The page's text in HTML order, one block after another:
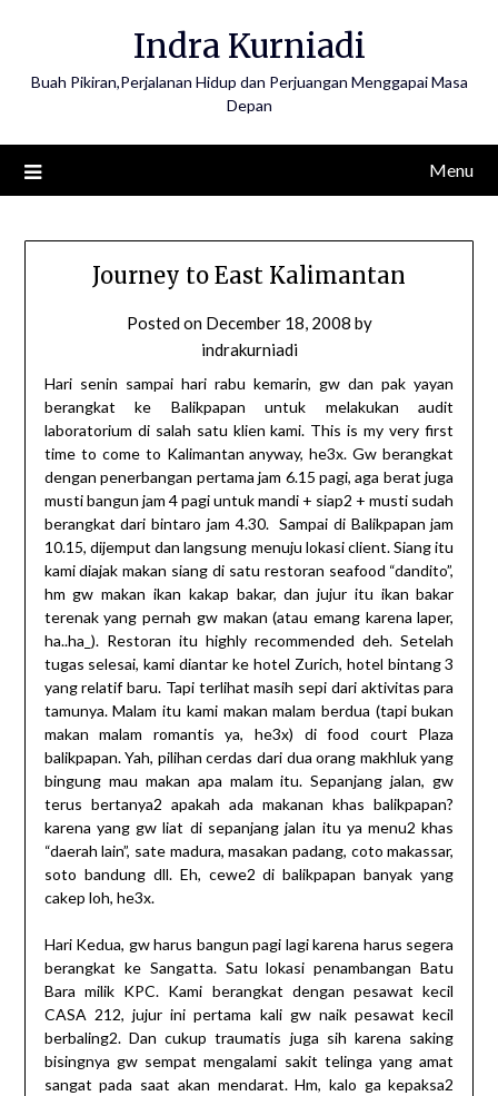
Indra Kurniadi
Buah Pikiran,Perjalanan Hidup dan Perjuangan Menggapai Masa
Depan
Menu
Journey to East Kalimantan
Posted on December 18, 2008 by
indrakurniadi
Hari senin sampai hari rabu kemarin, gw dan pak yayan
berangkat ke Balikpapan untuk melakukan audit
laboratorium di salah satu klien kami. This is my very first
time to come to Kalimantan anyway, he3x. Gw berangkat
dengan penerbangan pertama jam 6.15 pagi, aga berat juga
musti bangun jam 4 pagi untuk mandi + siap2 + musti sudah
berangkat dari bintaro jam 4.30. Sampai di Balikpapan jam
10.15, dijemput dan langsung menuju lokasi client. Siang itu
kami diajak makan siang di satu restoran seafood “dandito”,
hm gw makan ikan kakap bakar, dan jujur itu ikan bakar
terenak yang pernah gw makan (atau emang karena laper,
ha..ha_). Restoran itu highly recommended deh. Setelah
tugas selesai, kami diantar ke hotel Zurich, hotel bintang 3
yang relatif baru. Tapi terlihat masih sepi dari aktivitas para
tamunya. Malam itu kami makan malam berdua (tapi bukan
makan malam romantis ya, he3x) di food court Plaza
balikpapan. Yah, pilihan cerdas dari dua orang makhluk yang
bingung mau makan apa malam itu. Sepanjang jalan, gw
terus bertanya2 apakah ada makanan khas balikpapan?
karena yang gw liat di sepanjang jalan itu ya menu2 khas
“daerah lain”, sate madura, masakan padang, coto makassar,
soto bandung dll. Eh, cewe2 di balikpapan banyak yang
cakep loh, he3x.
Hari Kedua, gw harus bangun pagi lagi karena harus segera
berangkat ke Sangatta. Satu lokasi penambangan Batu
Bara milik KPC. Kami berangkat dengan pesawat kecil
CASA 212, jujur ini pertama kali gw naik pesawat kecil
berbaling2. Dan cukup traumatis juga sih karena saking
bisingnya gw sempat mengalami sakit telinga yang amat
sangat pada saat akan mendarat. Hm, kalo ga kepaksa2